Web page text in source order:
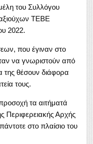
του Συλλόγου
ΤΕΒΕ
2022.
που έγιναν στο
να γνωριστούν από
της θέσουν διάφορα
τους.
τα αιτήματά
Περιφερειακής Αρχής
στο πλαίσιο του